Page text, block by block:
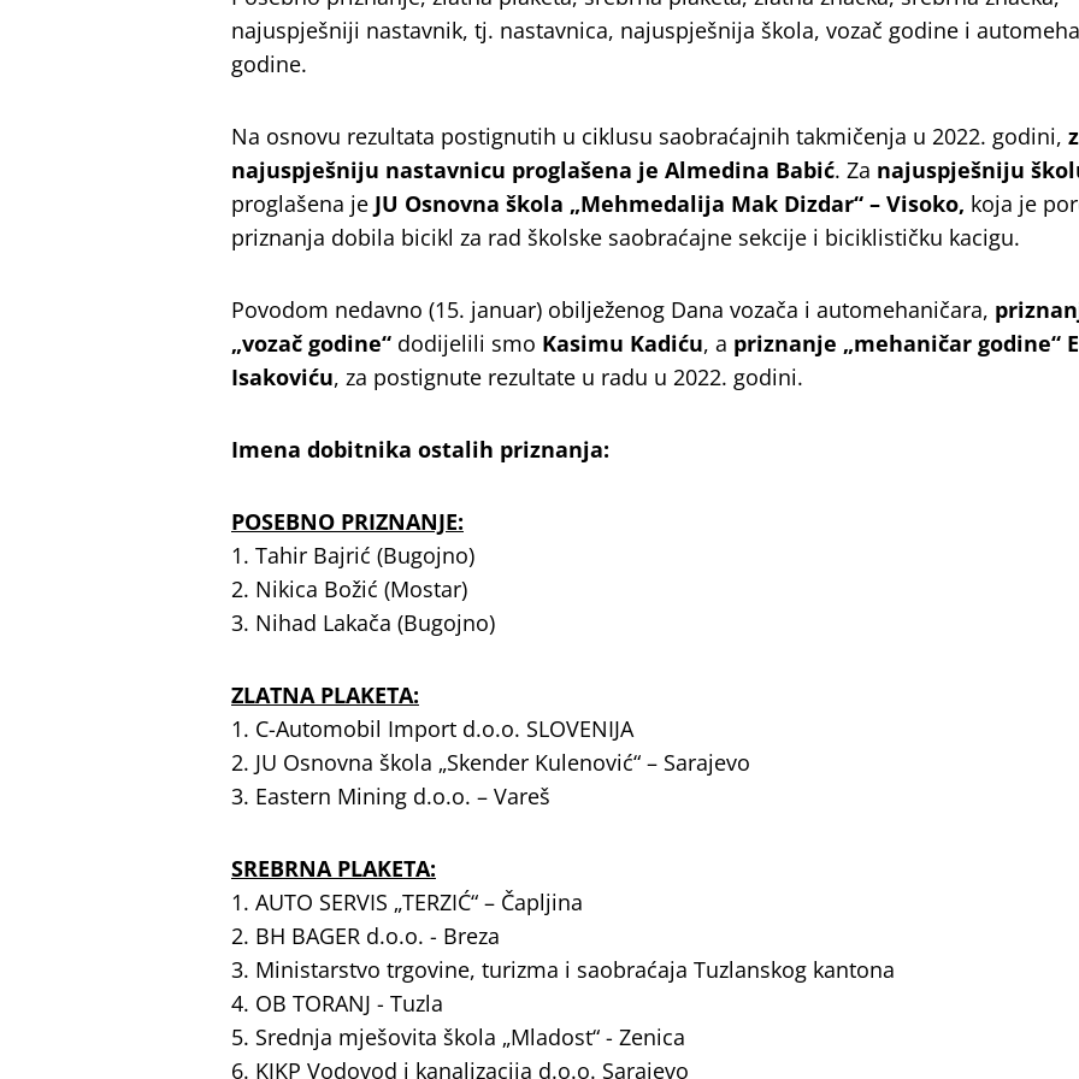
najuspješniji nastavnik, tj. nastavnica, najuspješnija škola, vozač godine i
godine.
Na osnovu rezultata postignutih u ciklusu saobraćajnih takmičenja u 2022. godini,
najuspješniju nastavnicu proglašena je Almedina Babić. Za najuspješniju
proglašena je JU Osnovna škola „Mehmedalija Mak Dizdar“ – Visoko, koja je
priznanja dobila bicikl za rad školske saobraćajne sekcije i biciklističku kacigu.
Povodom nedavno (15. januar) obilježenog Dana vozača i automehaničara,
„vozač godine“ dodijelili smo Kasimu Kadiću, a priznanje „mehaničar godine“
Isakoviću, za postignute rezultate u radu u 2022. godini.
Imena dobitnika ostalih priznanja:
POSEBNO PRIZNANJE:
1. Tahir Bajrić (Bugojno)
2. Nikica Božić (Mostar)
3. Nihad Lakača (Bugojno)
ZLATNA PLAKETA:
1. C-Automobil Import d.o.o. SLOVENIJA
2. JU Osnovna škola „Skender Kulenović“ – Sarajevo
3. Eastern Mining d.o.o. – Vareš
SREBRNA PLAKETA:
1. AUTO SERVIS „TERZIĆ“ – Čapljina
2. BH BAGER d.o.o. - Breza
3. Ministarstvo trgovine, turizma i saobraćaja Tuzlanskog kantona
4. OB TORANJ - Tuzla
5. Srednja mješovita škola „Mladost“ - Zenica
6. KJKP Vodovod i kanalizacija d.o.o. Sarajevo